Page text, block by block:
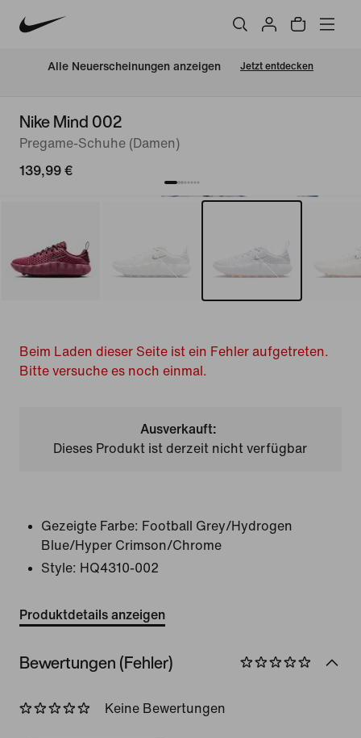
Alle Neuerscheinungen anzeigen Jetzt entdecken
Nike Mind 002
Pregame-Schuhe (Damen)
139,99 €
Beim Laden dieser Seite ist ein Fehler aufgetreten.
Bitte versuche es noch einmal.
Ausverkauft:
Dieses Produkt ist derzeit nicht verfügbar
Gezeigte Farbe: Football Grey/Hydrogen
Blue/Hyper Crimson/Chrome
Style: HQ4310-002
Produktdetails anzeigen
Bewertungen (Fehler)
Keine Bewertungen